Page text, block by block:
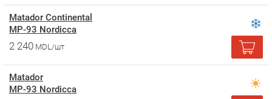
Matador Continental
MP-93 Nordicca
2 240 MDL/шт
Matador
MP-93 Nordicca